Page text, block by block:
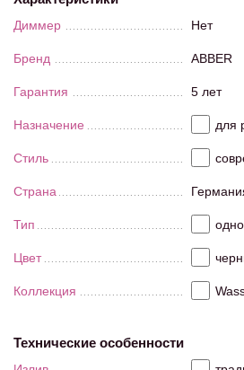
Диммер Нет
Бренд ABBER
Гарантия 5 лет
Назначение для
Стиль
Страна
Тип
Цвет
Коллекция
Технические особенности